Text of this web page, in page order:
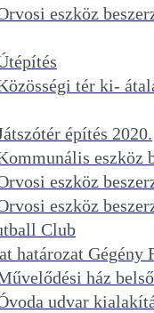
eszköz
tér ki-
építés 2020.
eszköz
eszköz
eszköz
Club
határozat Gégény
ház
udvar